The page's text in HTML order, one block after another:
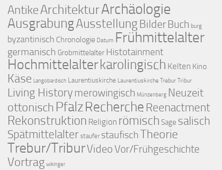
AntikeArchitekturArchäologie
AusgrabungAusstellungBilder Buch burg
byzantinisch Chronologie Datum Frühmittelalter
germanisch Grobmittelalter Histotainment
Hochmittelalterkarolingisch Kelten Kino
Käse Langobardisch Laurentiuskirche Laurentiuskirche Trebur Tribur
Living Historymerowingisch Münzenberg Neuzeit
ottonisch PfalzRecherche Reenactment
Rekonstruktion Religion römisch Sage salisch
Spätmittelalter staufer staufischTheorie
Trebur/TriburVideoVor/Frühgeschichte
Vortrag wikinger